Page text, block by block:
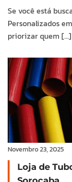
Se você está
Personalizados
priorizar quem […]
Novembro 23, 2025
Loja de